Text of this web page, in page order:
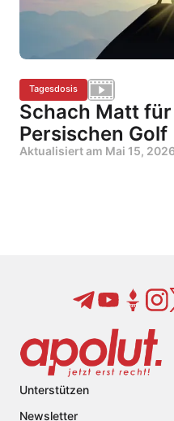
Tagesdosis
Schach Matt
Persischen Golf
Aktualisiert am Mai 15, 2026
Unterstützen
Newsletter